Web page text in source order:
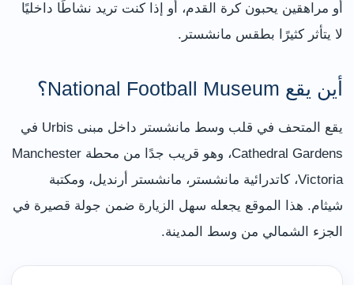
أو مراهقين يحبون كرة القدم، أو إذا كنت تريد نشاطًا داخليًا
لا يتأثر كثيرًا بطقس مانشستر.
أين يقع National Football Museum؟
يقع المتحف في قلب وسط مانشستر داخل مبنى Urbis في
Cathedral Gardens، وهو قريب جدًا من محطة Manchester
Victoria، كاتدرائية مانشستر، مانشستر أرنديل، ومكتبة
شيثام. هذا الموقع يجعله سهل الزيارة ضمن جولة قصيرة في
الجزء الشمالي من وسط المدينة.